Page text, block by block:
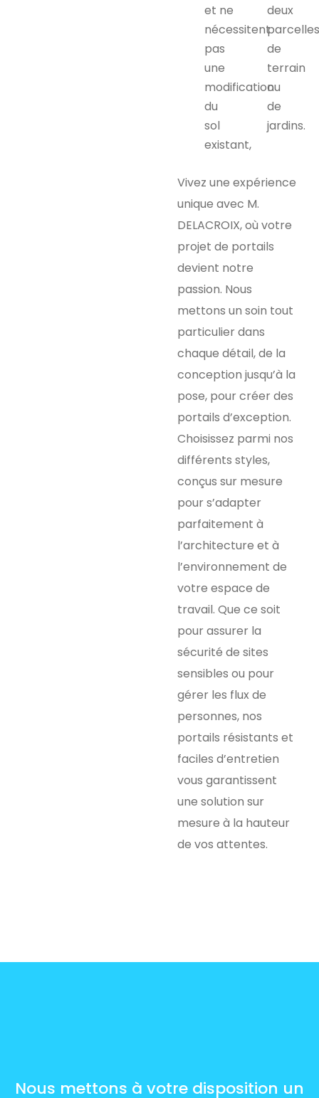
et ne
nécessitent
pas
une
modification
du
sol
existant,
deux
de
terrain
ou
de
jardins.
Vivez une expérience
unique avec M.
DELACROIX, où votre
projet de portails
devient notre
passion. Nous
mettons un soin tout
particulier dans
chaque détail, de la
conception jusqu’à la
pose, pour créer des
portails d’exception.
Choisissez parmi nos
différents styles,
conçus sur mesure
pour s’adapter
parfaitement à
l’architecture et à
l’environnement de
votre espace de
travail. Que ce soit
pour assurer la
sécurité de sites
sensibles ou pour
gérer les flux de
personnes, nos
portails résistants et
faciles d’entretien
vous garantissent
une solution sur
mesure à la hauteur
de vos attentes.
Nous mettons à votre disposition un